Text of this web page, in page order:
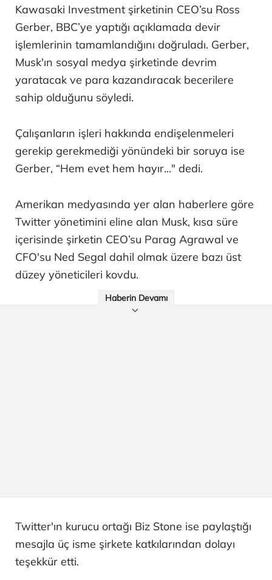
Kawasaki Investment şirketinin CEO’su Ross
Gerber, BBC’ye yaptığı açıklamada devir
işlemlerinin tamamlandığını doğruladı. Gerber,
Musk'ın sosyal medya şirketinde devrim
yaratacak ve para kazandıracak becerilere
sahip olduğunu söyledi.
Çalışanların işleri hakkında endişelenmeleri
gerekip gerekmediği yönündeki bir soruya ise
Gerber, “Hem evet hem hayır..." dedi.
Amerikan medyasında yer alan haberlere göre
Twitter yönetimini eline alan Musk, kısa süre
içerisinde şirketin CEO’su Parag Agrawal ve
CFO'su Ned Segal dahil olmak üzere bazı üst
düzey yöneticileri kovdu.
Haberin Devamı
Twitter'ın kurucu ortağı Biz Stone ise paylaştığı
mesajla üç isme şirkete katkılarından dolayı
teşekkür etti.